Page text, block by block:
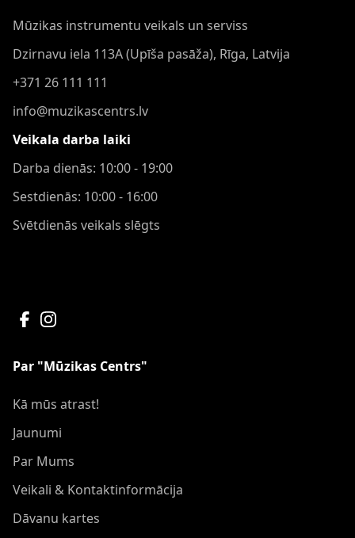
Mūzikas instrumentu veikals un serviss
Dzirnavu iela 113A (Upīša pasāža), Rīga, Latvija
+371 26 111 111
info@muzikascentrs.lv
Veikala darba laiki
Darba dienās: 10:00 - 19:00
Sestdienās: 10:00 - 16:00
Svētdienās veikals slēgts
Par "Mūzikas Centrs"
Kā mūs atrast!
Jaunumi
Par Mums
Veikali & Kontaktinformācija
Dāvanu kartes